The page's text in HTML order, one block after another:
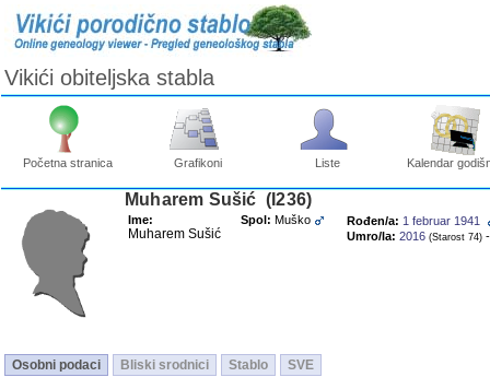
Vikići obiteljska stabla
Početna stranica Grafikoni Liste Kalendar
Muharem Sušić ‎(I236)‎
Ime:
Muharem Sušić
Spol: Muško Rođen/a: 1 februar 1941
Umro/la: 2016 ‎(Starost 74)‎
Osobni podaci Bliski srodnici Stablo SVE